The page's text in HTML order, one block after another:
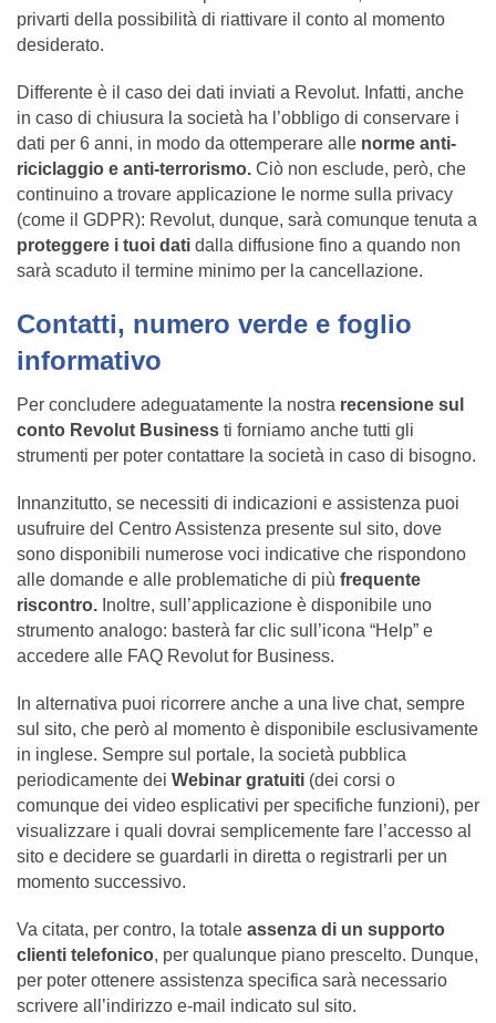
privarti della possibilità di riattivare il conto al momento
desiderato.
Differente è il caso dei dati inviati a Revolut. Infatti, anche
in caso di chiusura la società ha l’obbligo di conservare i
dati per 6 anni, in modo da ottemperare alle norme anti-
riciclaggio e anti-terrorismo. Ciò non esclude, però, che
continuino a trovare applicazione le norme sulla privacy
(come il GDPR): Revolut, dunque, sarà comunque tenuta a
proteggere i tuoi dati dalla diffusione fino a quando non
sarà scaduto il termine minimo per la cancellazione.
Contatti, numero verde e foglio
informativo
Per concludere adeguatamente la nostra recensione sul
conto Revolut Business ti forniamo anche tutti gli
strumenti per poter contattare la società in caso di bisogno.
Innanzitutto, se necessiti di indicazioni e assistenza puoi
usufruire del Centro Assistenza presente sul sito, dove
sono disponibili numerose voci indicative che rispondono
alle domande e alle problematiche di più frequente
riscontro. Inoltre, sull’applicazione è disponibile uno
strumento analogo: basterà far clic sull’icona “Help” e
accedere alle FAQ Revolut for Business.
In alternativa puoi ricorrere anche a una live chat, sempre
sul sito, che però al momento è disponibile esclusivamente
in inglese. Sempre sul portale, la società pubblica
periodicamente dei Webinar gratuiti (dei corsi o
comunque dei video esplicativi per specifiche funzioni), per
visualizzare i quali dovrai semplicemente fare l’accesso al
sito e decidere se guardarli in diretta o registrarli per un
momento successivo.
Va citata, per contro, la totale assenza di un supporto
clienti telefonico, per qualunque piano prescelto. Dunque,
per poter ottenere assistenza specifica sarà necessario
scrivere all’indirizzo e-mail indicato sul sito.